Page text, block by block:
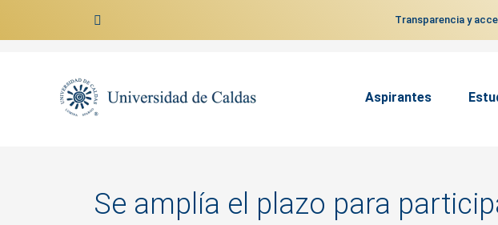
Transparencia y
Aspirantes
Se amplía el plazo para